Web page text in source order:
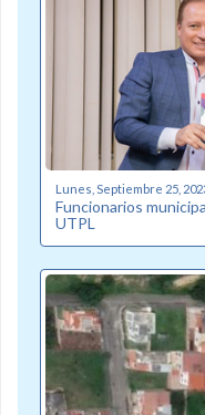
Lunes, Septiembre 25,
Funcionarios
UTPL